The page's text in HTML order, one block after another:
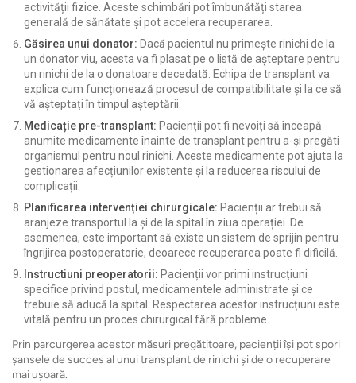
activității fizice. Aceste schimbări pot îmbunătăți starea
generală de sănătate și pot accelera recuperarea.
Găsirea unui donator: Dacă pacientul nu primește rinichi de la
un donator viu, acesta va fi plasat pe o listă de așteptare pentru
un rinichi de la o donatoare decedată. Echipa de transplant va
explica cum funcționează procesul de compatibilitate și la ce să
vă așteptați în timpul așteptării.
Medicație pre-transplant: Pacienții pot fi nevoiți să înceapă
anumite medicamente înainte de transplant pentru a-și pregăti
organismul pentru noul rinichi. Aceste medicamente pot ajuta la
gestionarea afecțiunilor existente și la reducerea riscului de
complicații.
Planificarea intervenției chirurgicale: Pacienții ar trebui să
aranjeze transportul la și de la spital în ziua operației. De
asemenea, este important să existe un sistem de sprijin pentru
îngrijirea postoperatorie, deoarece recuperarea poate fi dificilă.
Instructiuni preoperatorii: Pacienții vor primi instrucțiuni
specifice privind postul, medicamentele administrate și ce
trebuie să aducă la spital. Respectarea acestor instrucțiuni este
vitală pentru un proces chirurgical fără probleme.
Prin parcurgerea acestor măsuri pregătitoare, pacienții își pot spori
șansele de succes al unui transplant de rinichi și de o recuperare
mai ușoară.